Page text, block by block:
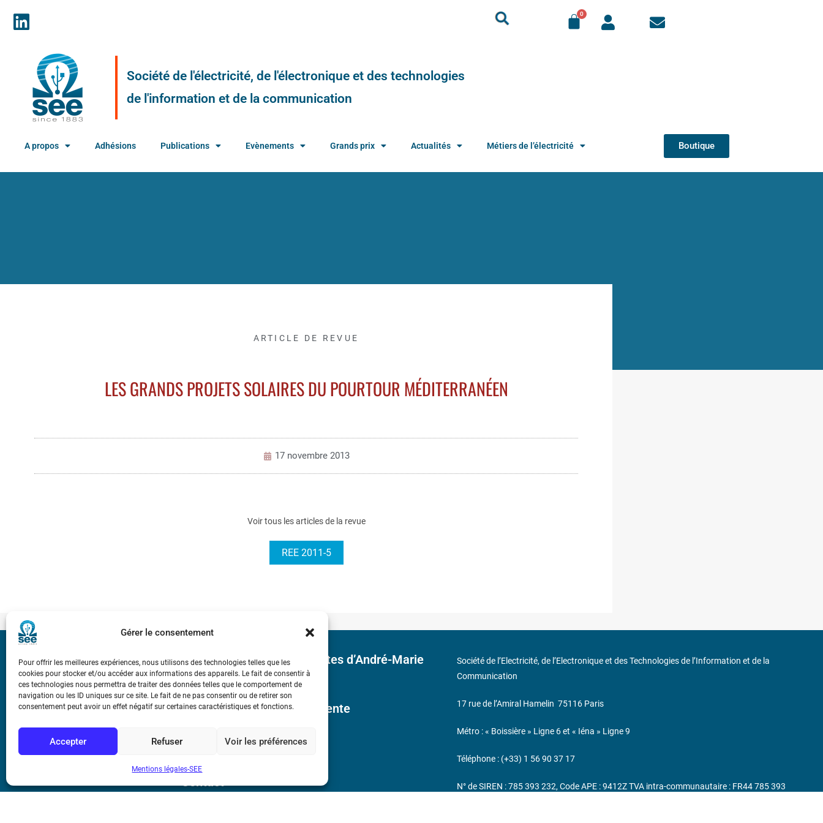
Gérer le consentement
Pour offrir les meilleures expériences, nous utilisons des technologies telles que les
cookies pour stocker et/ou accéder aux informations des appareils. Le fait de consentir à
ces technologies nous permettra de traiter des données telles que le comportement de
navigation ou les ID uniques sur ce site. Le fait de ne pas consentir ou de retirer son
consentement peut avoir un effet négatif sur certaines caractéristiques et fonctions.
Accepter Refuser Voir les préférences
Mentions légales-SEE
Société de l'électricité, de l'électronique et des technologies
de l'information et de la communication
A propos Adhésions Publications Evènements Grands prix Actualités Métiers de l’électricité Boutique
ARTICLE DE REVUE
LES GRANDS PROJETS SOLAIRES DU POURTOUR MÉDITERRANÉEN
17 novembre 2013
Voir tous les articles de la revue
REE 2011-5
Bicentenaire des découvertes d’André-Marie
Ampère
Conditions Générales de Vente
Mentions légales
Contact
Société de l’Electricité, de l’Electronique et des Technologies de l’Information et de la
Communication
17 rue de l’Amiral Hamelin 75116 Paris
Métro : « Boissière » Ligne 6 et « Iéna » Ligne 9
Téléphone : (+33) 1 56 90 37 17
N° de SIREN : 785 393 232, Code APE : 9412Z TVA intra-communautaire : FR44 785 393